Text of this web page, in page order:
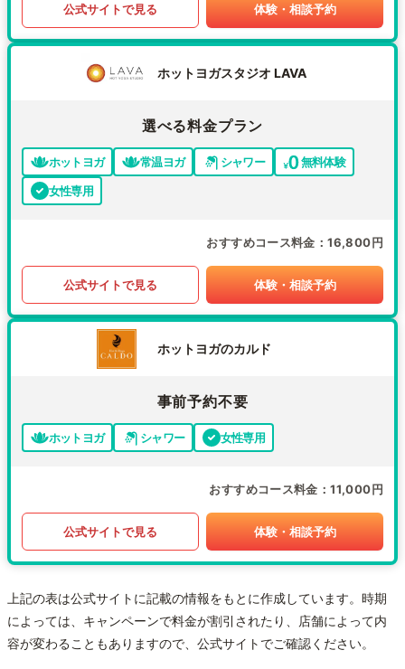
公式サイトで見る 体験・相談予約
ホットヨガスタジオ LAVA
選べる料金プラン
ホットヨガ 常温ヨガ シャワー
無料体験
女性専用
おすすめコース料金 16,800円
公式サイトで見る 体験・相談予約
ホットヨガのカルド
事前予約不要
ホットヨガ シャワー 女性専用
おすすめコース料金 11,000円
公式サイトで見る 体験・相談予約
上記の表は公式サイトに記載の情報をもとに作成しています。時期
によっては、キャンペーンで料金が割引されたり、店舗によって内
容が変わることもありますので、公式サイトでご確認ください。